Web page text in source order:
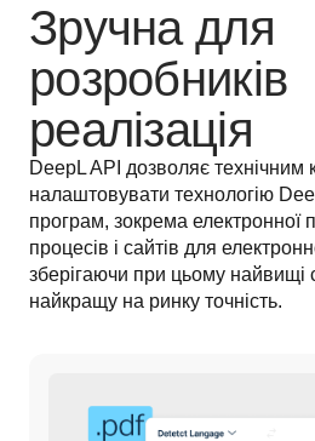
Зручна для
розробників
реалізація
DeepL API дозволяє технічним
налаштовувати технологію
програм, зокрема електронної
процесів і сайтів для
зберігаючи при цьому найвищі
найкращу на ринку точність.